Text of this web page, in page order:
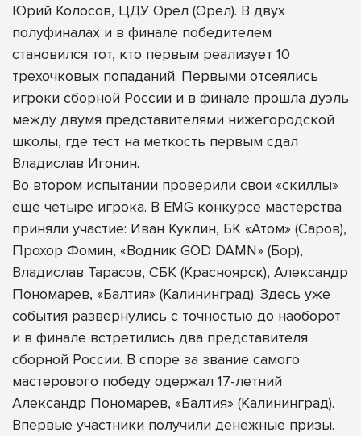
Юрий Колосов, ЦДУ Орел (Орел). В двух
полуфиналах и в финале победителем
становился тот, кто первым реализует 10
трехочковых попаданий. Первыми отсеялись
игроки сборной России и в финале прошла дуэль
между двумя представителями нижегородской
школы, где тест на меткость первым сдал
Владислав Игонин.
Во втором испытании проверили свои «скиллы»
еще четыре игрока. В EMG конкурсе мастерства
приняли участие: Иван Куклин, БК «Атом» (Саров),
Прохор Фомин, «Водник GOD DAMN» (Бор),
Владислав Тарасов, СБК (Красноярск), Александр
Пономарев, «Балтия» (Калининград). Здесь уже
события развернулись с точностью до наоборот
и в финале встретились два представителя
сборной России. В споре за звание самого
мастерового победу одержал 17-летний
Александр Пономарев, «Балтия» (Калининград).
Впервые участники получили денежные призы.